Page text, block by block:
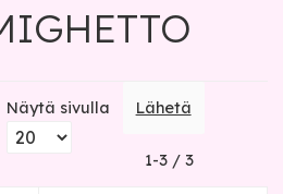
Näytä sivulla Lähetä
1-3 / 3